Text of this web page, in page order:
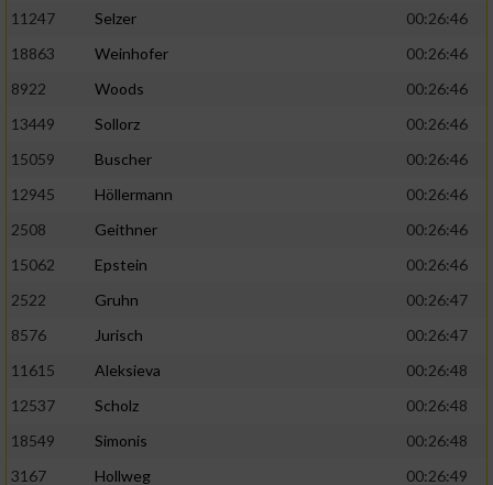
11247
Selzer
00:26:46
18863
Weinhofer
00:26:46
8922
Woods
00:26:46
13449
Sollorz
00:26:46
15059
Buscher
00:26:46
12945
Höllermann
00:26:46
2508
Geithner
00:26:46
15062
Epstein
00:26:46
2522
Gruhn
00:26:47
8576
Jurisch
00:26:47
11615
Aleksieva
00:26:48
12537
Scholz
00:26:48
18549
Simonis
00:26:48
3167
Hollweg
00:26:49